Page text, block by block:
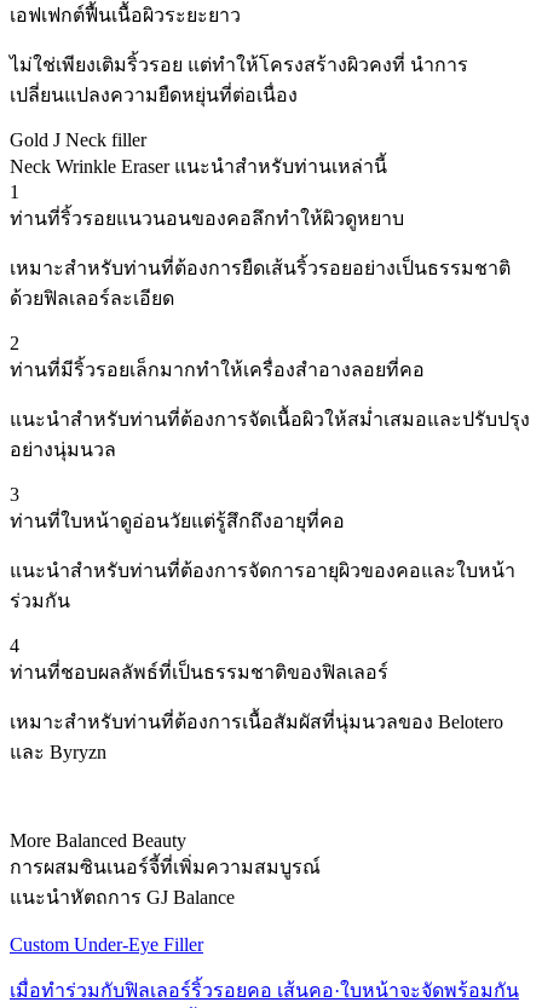
เอฟเฟกต์ฟื้นเนื้อผิวระยะยาว
ไม่ใช่เพียงเติมริ้วรอย แต่ทำให้โครงสร้างผิวคงที่ นำการ
เปลี่ยนแปลงความยืดหยุ่นที่ต่อเนื่อง
Gold J Neck filler
Neck Wrinkle Eraser แนะนำสำหรับท่านเหล่านี้
1
ท่านที่ริ้วรอยแนวนอนของคอลึกทำให้ผิวดูหยาบ
เหมาะสำหรับท่านที่ต้องการยืดเส้นริ้วรอยอย่างเป็นธรรมชาติ
ด้วยฟิลเลอร์ละเอียด
2
ท่านที่มีริ้วรอยเล็กมากทำให้เครื่องสำอางลอยที่คอ
แนะนำสำหรับท่านที่ต้องการจัดเนื้อผิวให้สม่ำเสมอและปรับปรุง
อย่างนุ่มนวล
3
ท่านที่ใบหน้าดูอ่อนวัยแต่รู้สึกถึงอายุที่คอ
แนะนำสำหรับท่านที่ต้องการจัดการอายุผิวของคอและใบหน้า
ร่วมกัน
4
ท่านที่ชอบผลลัพธ์ที่เป็นธรรมชาติของฟิลเลอร์
เหมาะสำหรับท่านที่ต้องการเนื้อสัมผัสที่นุ่มนวลของ Belotero
และ Byryzn
More Balanced Beauty
การผสมซินเนอร์จี้ที่เพิ่มความสมบูรณ์
แนะนำหัตถการ GJ Balance
Custom Under-Eye Filler
เมื่อทำร่วมกับฟิลเลอร์ริ้วรอยคอ เส้นคอ·ใบหน้าจะจัดพร้อมกัน